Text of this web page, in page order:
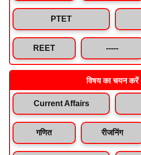
PTET
REET -----
विषय का चयन करें
Current Affairs
गणित रीजनिंग